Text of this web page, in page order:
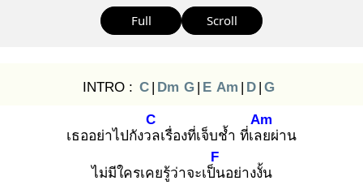
Full Scroll
INTRO : C | Dm G | E Am | D | G
เธออย่าไปกังวล
C
เรื่องที่เจ็บช้ำ ที่เลย
Am
ผ่าน
ไม่มีใครเคยรู้ว่าจะเป็น
F
อย่างงั้น